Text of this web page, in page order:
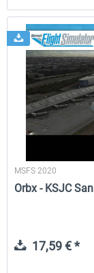
MSFS 2020
Orbx - KSJC
17,59 € *